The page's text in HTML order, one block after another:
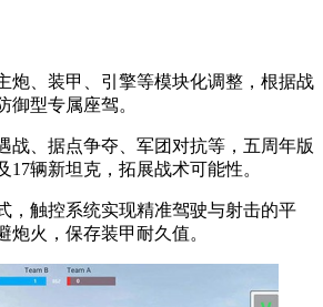
炮、装甲、引擎等模块化调整，根据战
御型专属座驾。
战、据点争夺、军团对抗等，五周年版
17辆新坦克，拓展战术可能性。
，触控系统实现精准驾驶与射击的平
炮火，保存装甲耐久值。